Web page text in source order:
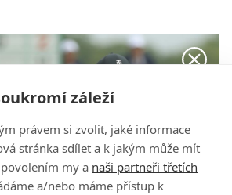
záleží
právem si zvolit, jaké informace
stránka sdílet a k jakým může mít
my a naši partneři třetích
a/nebo máme přístup k